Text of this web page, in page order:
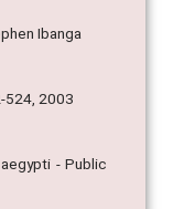
Ibanga
524, 2003
- Public